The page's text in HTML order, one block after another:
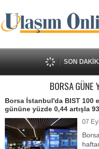
SON
BORSA GÜNE
Borsa İstanbul'da BIST 100
gününe yüzde 0,44 artışla
07